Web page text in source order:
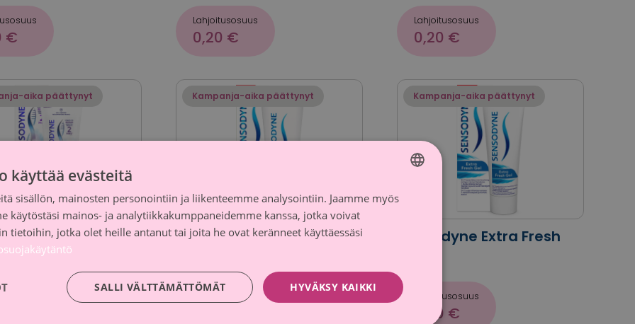
€
Lahjoitusosuus
0,20 €
Lahjoitusosuus
0,20 €
aika päättynyt
Clinical
White 75 ml
Kampanja-aika päättynyt
Sensodyne Gentle
Haleon
Lahjoitusosuus
Kampanja-aika päättynyt
Sensodyne Extra Fresh
Lahjoitusosuus
0,20 €
FINNISH
käyttää evästeitä
sisällön, mainosten personointiin ja liikenteemme analysointiin. Jaamme myös
käytöstäsi mainos- ja analytiikkakumppaneidemme kanssa, jotka voivat
tietoihin, jotka olet heille antanut tai joita he ovat keränneet käyttäessäsi
HYVÄKSY KAIKKI
SALLI VÄLTTÄMÄTTÖMÄT